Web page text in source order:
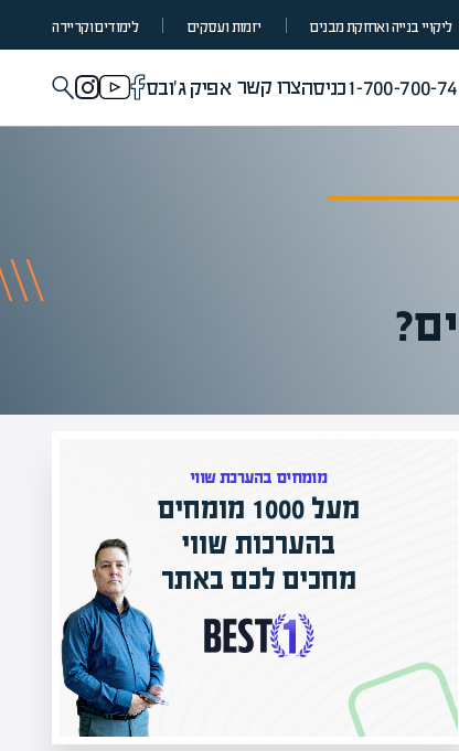
ליקויי בנייה ואחזקת מבנים יזמות ועסקים לימודים וקריירה
1-700-700-כניסהצרו קשר אפיק ג'ובס
המרצים המובילים בישראל
מחכים לכם באפיק אקדמי
הקריירה החדשה שלך מעבר לפינה!